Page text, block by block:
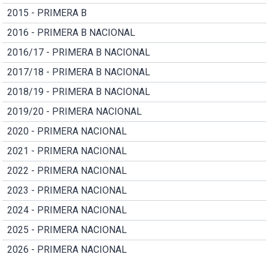
2015 - PRIMERA B
2016 - PRIMERA B NACIONAL
2016/17 - PRIMERA B NACIONAL
2017/18 - PRIMERA B NACIONAL
2018/19 - PRIMERA B NACIONAL
2019/20 - PRIMERA NACIONAL
2020 - PRIMERA NACIONAL
2021 - PRIMERA NACIONAL
2022 - PRIMERA NACIONAL
2023 - PRIMERA NACIONAL
2024 - PRIMERA NACIONAL
2025 - PRIMERA NACIONAL
2026 - PRIMERA NACIONAL